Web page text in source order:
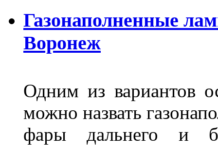
Газонаполненные
Воронеж
Одним из вариантов
можно назвать
фары дальнего и